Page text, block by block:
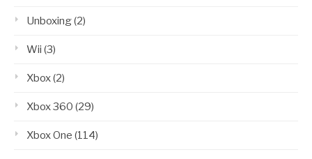
Unboxing(2)
Wii (3)
Xbox(2)
Xbox 360 (29)
Xbox One (114)